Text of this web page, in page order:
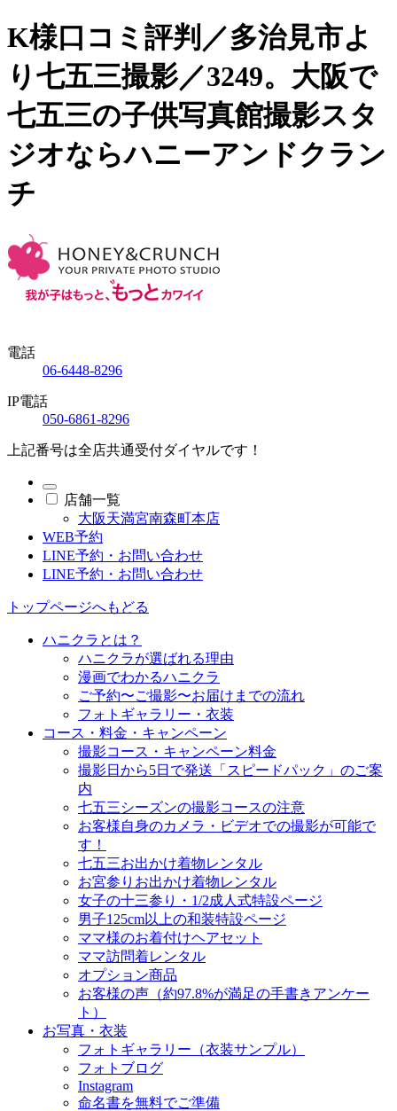
K様口コミ評判／多治見市よ
り七五三撮影／3249。大阪で
七五三の子供写真館撮影スタ
ジオならハニーアンドクラン
チ
電話
06-6448-8296
IP電話
050-6861-8296
上記番号は全店共通受付ダイヤルです！
店舗一覧
大阪天満宮南森町本店
WEB予約
LINE予約・お問い合わせ
LINE予約・お問い合わせ
トップページへもどる
ハニクラとは？
ハニクラが選ばれる理由
漫画でわかるハニクラ
ご予約〜ご撮影〜お届けまでの流れ
フォトギャラリー・衣装
コース・料金・キャンペーン
撮影コース・キャンペーン料金
撮影日から5日で発送「スピードパック」のご案
内
七五三シーズンの撮影コースの注意
お客様自身のカメラ・ビデオでの撮影が可能で
す！
七五三お出かけ着物レンタル
お宮参りお出かけ着物レンタル
女子の十三参り・1/2成人式特設ページ
男子125cm以上の和装特設ページ
ママ様のお着付けヘアセット
ママ訪問着レンタル
オプション商品
お客様の声（約97.8%が満足の手書きアンケー
ト）
お写真・衣装
フォトギャラリー（衣装サンプル）
フォトブログ
Instagram
命名書を無料でご準備